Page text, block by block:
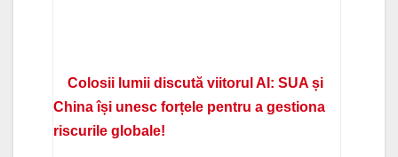
Colosii lumii discută viitorul AI: SUA și
China își unesc forțele pentru a gestiona
riscurile globale!